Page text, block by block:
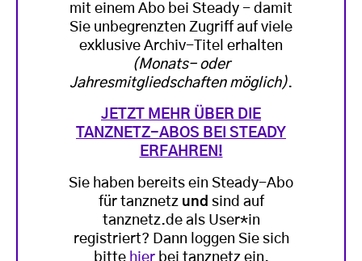
mit einem Abo bei Steady - damit
Sie unbegrenzten Zugriff auf viele
exklusive Archiv-Titel erhalten
(Monats- oder
Jahresmitgliedschaften möglich).
JETZT MEHR ÜBER DIE
TANZNETZ-ABOS BEI STEADY
ERFAHREN!
Sie haben bereits ein Steady-Abo
für tanznetz und sind auf
tanznetz.de als User*in
registriert? Dann loggen Sie sich
bitte hierbei tanznetz ein.